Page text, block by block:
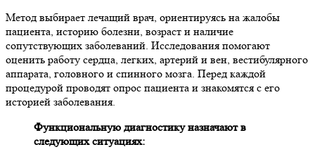
Метод выбирает лечащий врач, ориентируясь на жалобы
пациента, историю болезни, возраст и наличие
сопутствующих заболеваний. Исследования помогают
оценить работу сердца, легких, артерий и вен, вестибулярного
аппарата, головного и спинного мозга. Перед каждой
процедурой проводят опрос пациента и знакомятся с его
историей заболевания.
Функциональную диагностику назначают в
следующих ситуациях: